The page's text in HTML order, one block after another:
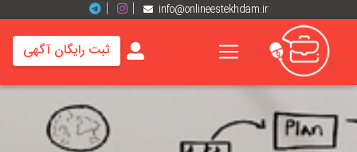
info@onlineestekhdam.ir
خانه
های
شغلی
ثبت رایگان آگهی